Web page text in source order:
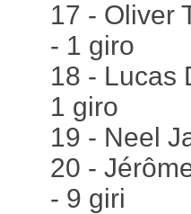
17 - Oliver
- 1 giro
18 - Lucas
1 giro
19 - Neel
20 -
- 9 giri